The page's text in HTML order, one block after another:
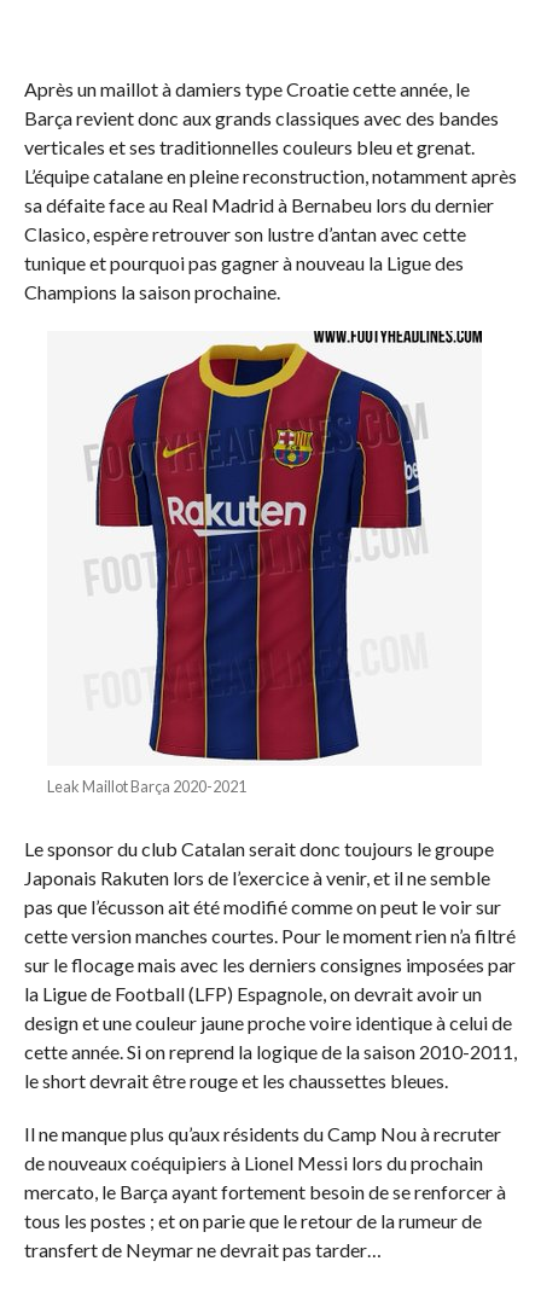
Après un maillot à damiers type Croatie cette année, le
Barça revient donc aux grands classiques avec des bandes
verticales et ses traditionnelles couleurs bleu et grenat.
L’équipe catalane en pleine reconstruction, notamment après
sa défaite face au Real Madrid à Bernabeu lors du dernier
Clasico, espère retrouver son lustre d’antan avec cette
tunique et pourquoi pas gagner à nouveau la Ligue des
Champions la saison prochaine.
Leak Maillot Barça 2020-2021
Le sponsor du club Catalan serait donc toujours le groupe
Japonais Rakuten lors de l’exercice à venir, et il ne semble
pas que l’écusson ait été modifié comme on peut le voir sur
cette version manches courtes. Pour le moment rien n’a filtré
sur le flocage mais avec les derniers consignes imposées par
la Ligue de Football (LFP) Espagnole, on devrait avoir un
design et une couleur jaune proche voire identique à celui de
cette année. Si on reprend la logique de la saison 2010-2011,
le short devrait être rouge et les chaussettes bleues.
Il ne manque plus qu’aux résidents du Camp Nou à recruter
de nouveaux coéquipiers à Lionel Messi lors du prochain
mercato, le Barça ayant fortement besoin de se renforcer à
tous les postes ; et on parie que le retour de la rumeur de
transfert de Neymar ne devrait pas tarder…